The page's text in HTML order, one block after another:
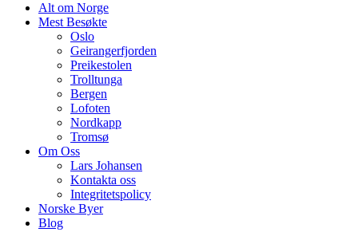
Alt om Norge
Mest Besøkte
Oslo
Geirangerfjorden
Preikestolen
Trolltunga
Bergen
Lofoten
Nordkapp
Tromsø
Om Oss
Lars Johansen
Kontakta oss
Integritetspolicy
Norske Byer
Blog